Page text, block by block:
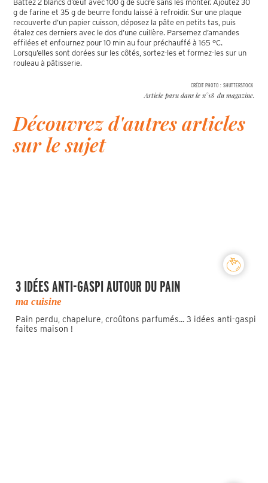
Battez 2 blancs d’œuf avec 100 g de sucre sans les monter. Ajoutez 30
g de farine et 35 g de beurre fondu laissé à refroidir. Sur une plaque
recouverte d’un papier cuisson, déposez la pâte en petits tas, puis
étalez ces derniers avec le dos d’une cuillère. Parsemez d’amandes
effilées et enfournez pour 10 min au four préchauffé à 165 °C.
Lorsqu’elles sont dorées sur les côtés, sortez-les et formez-les sur un
rouleau à pâtisserie.
CRÉDIT PHOTO : SHUTTERSTOCK
Article paru dans le n°18 du magazine.
Découvrez d'autres articles
sur le sujet
3 IDÉES ANTI-GASPI AUTOUR DU PAIN
ma cuisine
Pain perdu, chapelure, croûtons parfumés... 3 idées anti-gaspi
faites maison !